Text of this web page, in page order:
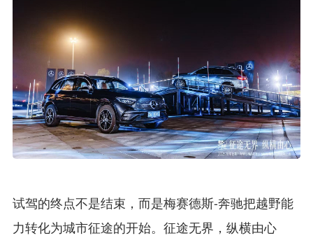
试驾的终点不是结束，而是梅赛德斯-奔驰把越野能
力转化为城市征途的开始。征途无界，纵横由心